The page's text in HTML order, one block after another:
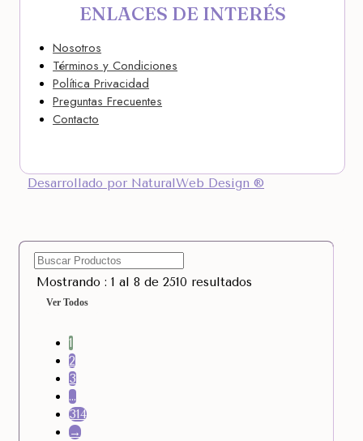
ENLACES DE INTERÉS
Nosotros
Términos y Condiciones
Política Privacidad
Preguntas Frecuentes
Contacto
Desarrollado por NaturalWeb Design ®
Mostrando : 1 al 8 de 2510 resultados
Ver Todos
1
2
3
…
314
→